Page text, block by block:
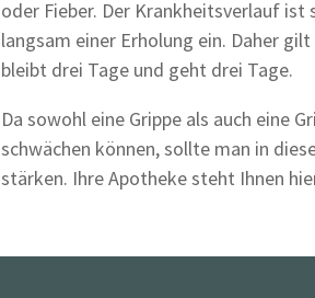
oder Fieber. Der Krankheitsverlauf
langsam einer Erholung ein. Daher
bleibt drei Tage und geht drei Tage.
Da sowohl eine Grippe als auch eine
schwächen können, sollte man in
stärken. Ihre Apotheke steht Ihnen